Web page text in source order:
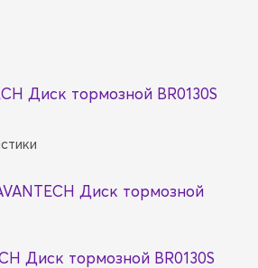
Диск тормозной BR0130S
Диск тормозной
Диск тормозной BR0130S